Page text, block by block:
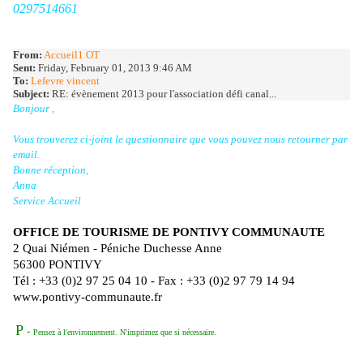
0297514661
From: Accueil1 OT
Sent: Friday, February 01, 2013 9:46 AM
To: Lefevre vincent
Subject: RE: évènement 2013 pour l'association défi canal...
Bonjour ,
Vous trouverez ci-joint le questionnaire que vous pouvez nous retourner par
email.
Bonne réception,
Anna
Service Accueil
OFFICE DE TOURISME DE PONTIVY COMMUNAUTE
2 Quai Niémen - Péniche Duchesse Anne
56300 PONTIVY
Tél : +33 (0)2 97 25 04 10 - Fax : +33 (0)2 97 79 14 94
www.pontivy-communaute.fr
P - Pensez à l'environnement. N'imprimez que si nécessaire.